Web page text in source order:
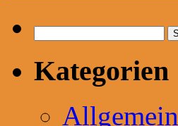
nach:
Kategorien
Allgemein